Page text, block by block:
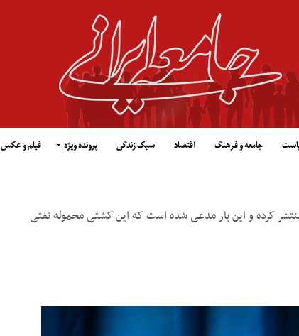
جامعه و فرهنگ اقتصاد سبک زندگی پرونده ویژه فیلم و عکس
آمریکا بار دیگر تصویری ماهواره‌ای از نفتکش «آدریا دریا ۱» منتشر کرده و این بار مدعی شده است که این کشتی محموله نفتی